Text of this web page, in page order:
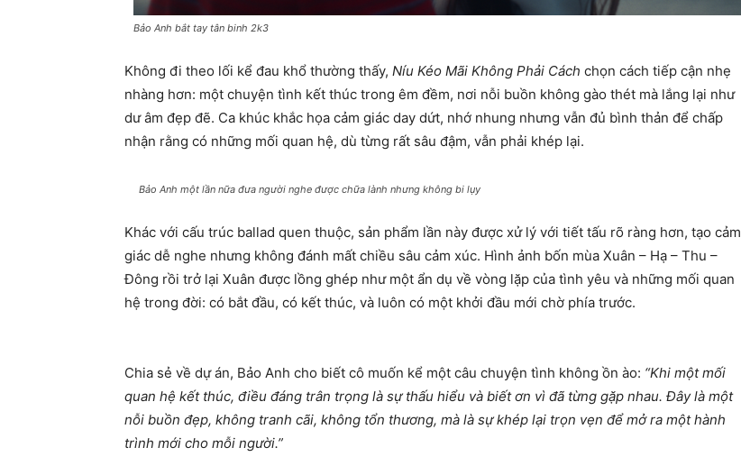
Bảo Anh bắt tay tân binh 2k3
Không đi theo lối kể đau khổ thường thấy, Níu Kéo Mãi Không Phải Cách chọn cách tiếp cận nhẹ
nhàng hơn: một chuyện tình kết thúc trong êm đềm, nơi nỗi buồn không gào thét mà lắng lại như
dư âm đẹp đẽ. Ca khúc khắc họa cảm giác day dứt, nhớ nhung nhưng vẫn đủ bình thản để chấp
nhận rằng có những mối quan hệ, dù từng rất sâu đậm, vẫn phải khép lại.
Bảo Anh một lần nữa đưa người nghe được chữa lành nhưng không bi lụy
Khác với cấu trúc ballad quen thuộc, sản phẩm lần này được xử lý với tiết tấu rõ ràng hơn, tạo cảm
giác dễ nghe nhưng không đánh mất chiều sâu cảm xúc. Hình ảnh bốn mùa Xuân – Hạ – Thu –
Đông rồi trở lại Xuân được lồng ghép như một ẩn dụ về vòng lặp của tình yêu và những mối quan
hệ trong đời: có bắt đầu, có kết thúc, và luôn có một khởi đầu mới chờ phía trước.
Chia sẻ về dự án, Bảo Anh cho biết cô muốn kể một câu chuyện tình không ồn ào: “Khi một mối
quan hệ kết thúc, điều đáng trân trọng là sự thấu hiểu và biết ơn vì đã từng gặp nhau. Đây là một
nỗi buồn đẹp, không tranh cãi, không tổn thương, mà là sự khép lại trọn vẹn để mở ra một hành
trình mới cho mỗi người.”